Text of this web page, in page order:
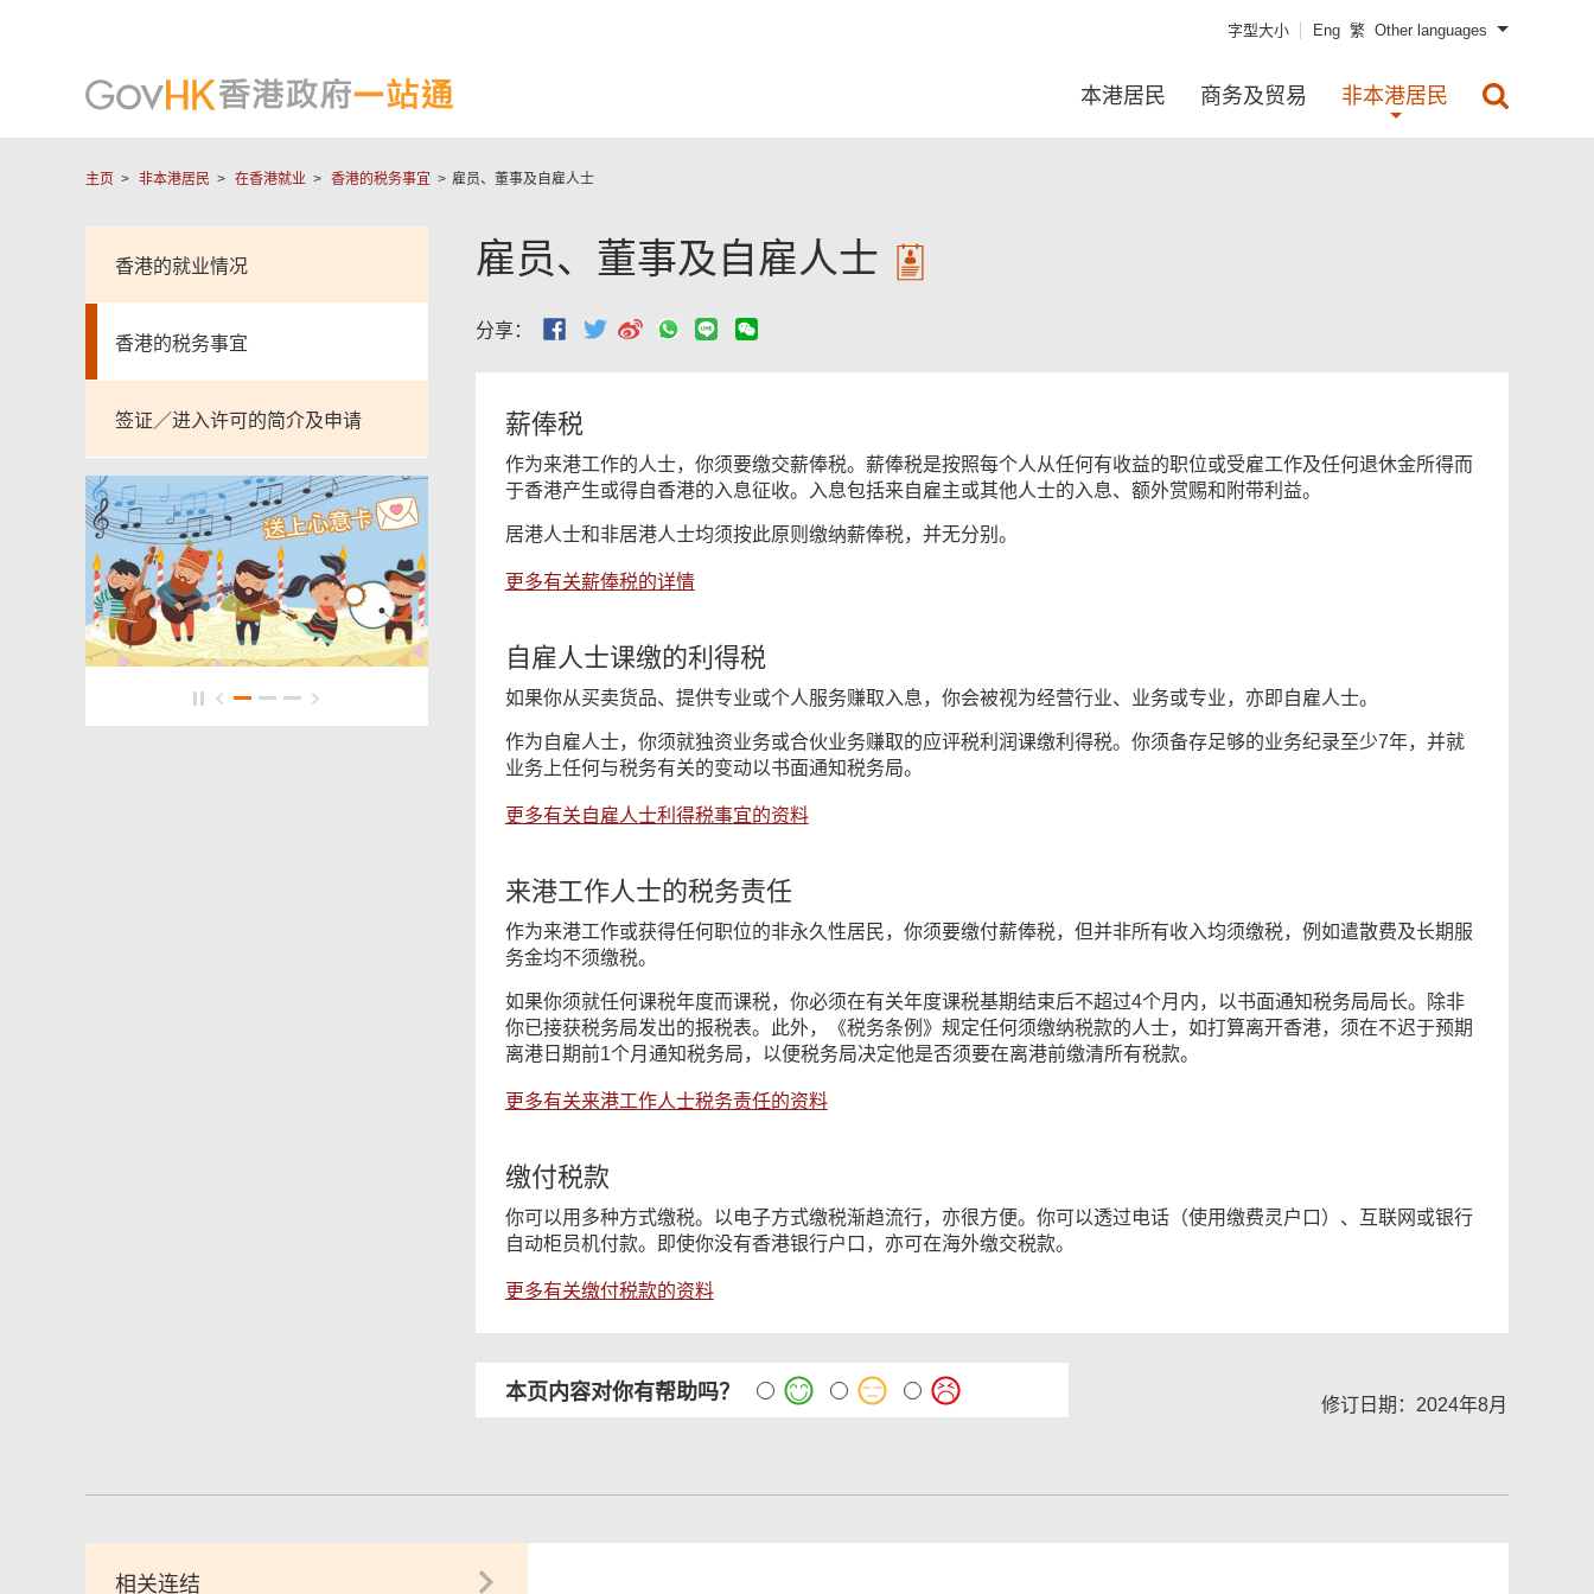
字型大小 Eng 繁 Other languages
本港居民 商务及贸易 非本港居民
主页 非本港居民 在香港就业 香港的税务事宜 雇员、董事及自雇人士
香港的就业情况
香港的税务事宜
签证／进入许可的简介及申请
雇员、董事及自雇人士
分享：
薪俸税
作为来港工作的人士，你须要缴交薪俸税。薪俸税是按照每个人从任何有收益的职位或受雇工作及任何退休金所得而
于香港产生或得自香港的入息征收。入息包括来自雇主或其他人士的入息、额外赏赐和附带利益。
居港人士和非居港人士均须按此原则缴纳薪俸税，并无分别。
更多有关薪俸税的详情
自雇人士课缴的利得税
如果你从买卖货品、提供专业或个人服务赚取入息，你会被视为经营行业、业务或专业，亦即自雇人士。
作为自雇人士，你须就独资业务或合伙业务赚取的应评税利润课缴利得税。你须备存足够的业务纪录至少7年，并就
业务上任何与税务有关的变动以书面通知税务局。
更多有关自雇人士利得税事宜的资料
来港工作人士的税务责任
作为来港工作或获得任何职位的非永久性居民，你须要缴付薪俸税，但并非所有收入均须缴税，例如遣散费及长期服
务金均不须缴税。
如果你须就任何课税年度而课税，你必须在有关年度课税基期结束后不超过4个月内，以书面通知税务局局长。除非
你已接获税务局发出的报税表。此外，《税务条例》规定任何须缴纳税款的人士，如打算离开香港，须在不迟于预期
离港日期前1个月通知税务局，以便税务局决定他是否须要在离港前缴清所有税款。
更多有关来港工作人士税务责任的资料
缴付税款
你可以用多种方式缴税。以电子方式缴税渐趋流行，亦很方便。你可以透过电话（使用缴费灵户口）、互联网或银行
自动柜员机付款。即使你没有香港银行户口，亦可在海外缴交税款。
更多有关缴付税款的资料
本页内容对你有帮助吗？
修订日期：2024年8月
相关连结